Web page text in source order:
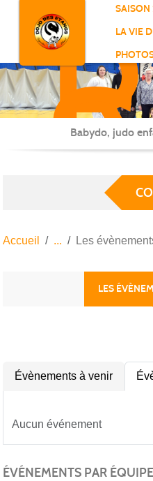
LA VIE
Babydo, judo
Accueil Les
LES
Évènements à venir
Aucun événement
ÉVÉNEMENTS PAR
Panneau de gestion des